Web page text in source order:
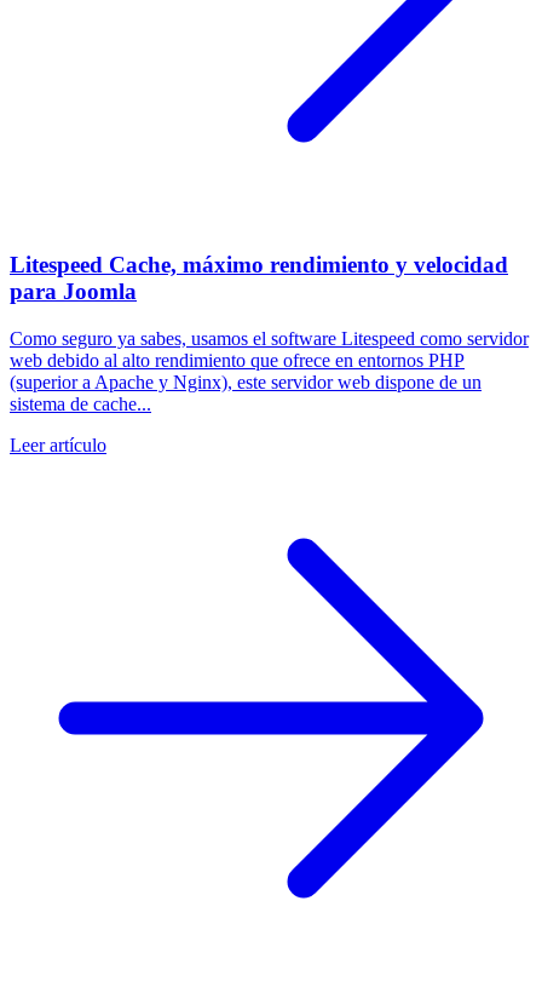
Litespeed Cache, máximo rendimiento y velocidad
para Joomla
Como seguro ya sabes, usamos el software Litespeed como servidor
web debido al alto rendimiento que ofrece en entornos PHP
(superior a Apache y Nginx), este servidor web dispone de un
sistema de cache...
Leer artículo